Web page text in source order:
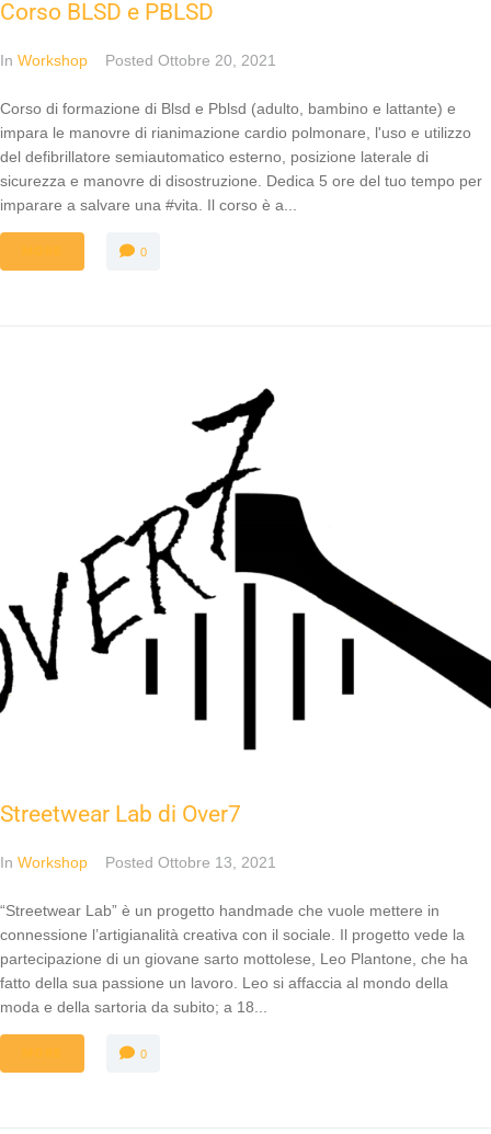
Corso BLSD e PBLSD
In Workshop Posted Ottobre 20, 2021
Corso di formazione di Blsd e Pblsd (adulto, bambino e lattante) e
impara le manovre di rianimazione cardio polmonare, l'uso e utilizzo
del defibrillatore semiautomatico esterno, posizione laterale di
sicurezza e manovre di disostruzione. Dedica 5 ore del tuo tempo per
imparare a salvare una #vita. Il corso è a...
0
Streetwear Lab di Over7
In Workshop Posted Ottobre 13, 2021
“Streetwear Lab” è un progetto handmade che vuole mettere in
connessione l’artigianalità creativa con il sociale. Il progetto vede la
partecipazione di un giovane sarto mottolese, Leo Plantone, che ha
fatto della sua passione un lavoro. Leo si affaccia al mondo della
moda e della sartoria da subito; a 18...
0